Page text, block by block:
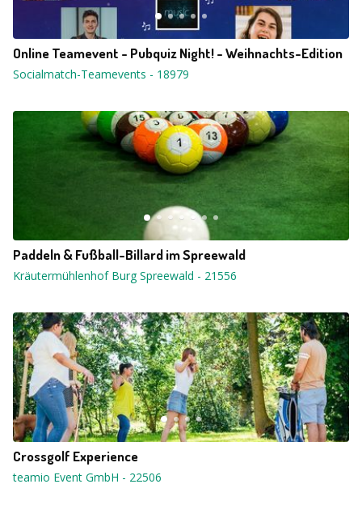
Online Teamevent - Pubquiz Night! - Weihnachts-Edition
Socialmatch-Teamevents - 18979
Paddeln & Fußball-Billard im Spreewald
Kräutermühlenhof Burg Spreewald - 21556
Crossgolf Experience
teamio Event GmbH - 22506